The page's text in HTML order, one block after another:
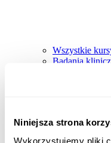
Niniejsza strona
Wykorzystujemy pliki
Wszystkie
Badania